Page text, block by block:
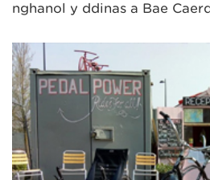
nghanol y ddinas a Bae